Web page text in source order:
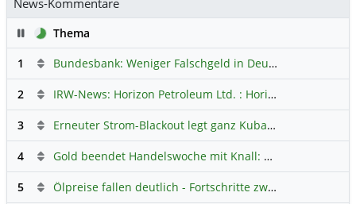
PauseThema
1
Bundesbank: Weniger Falschgeld in Deutschland
2 IRW-News: Horizon Petroleum Ltd. : Horizon Petroleum beginnt mit der Testförderung im Projekt Lachowice in Polen und schließt die Platzierung einer überzeichneten Wandelanleihe ab
3 Erneuter Strom-Blackout legt ganz Kuba lahm
4 Gold beendet Handelswoche mit Knall: Barrick Mining – Ist diese Aktie wieder ein Kauf?
5 Ölpreise fallen deutlich - Fortschritte zwischen USA und Iran belasten